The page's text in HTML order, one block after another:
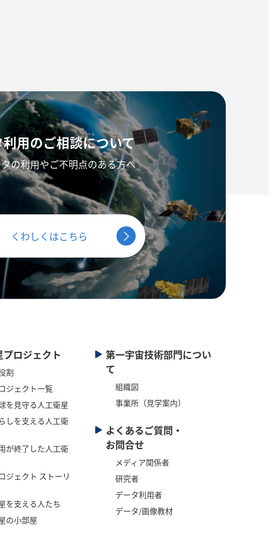
用のご相談について
の利用やご不明点のある方へ
くわしくはこちら
ロジェクト
割
ジェクト一覧
見守る人工衛星
を支える人工衛
終了した人工衛
ジェクト ストーリ
支える人たち
小部屋
第一宇宙技術部門につい
て
組織図
事業所（見学案内）
よくあるご質問・
お問合せ
メディア関係者
研究者
データ利用者
データ/画像教材